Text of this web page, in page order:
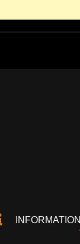
INFORMATION